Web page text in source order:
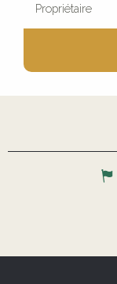
Propriétaire